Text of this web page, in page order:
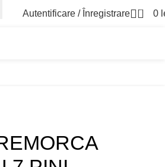
Autentificare / Înregistrare 0 0